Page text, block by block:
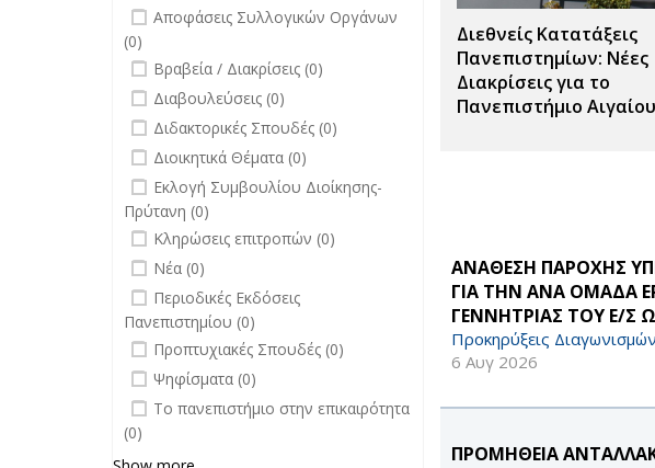
Διεθνείς Κατατάξεις
Πανεπιστημίων: Νέες
Διακρίσεις για το
Πανεπιστήμιο Αιγαίου
ΑΝΑΘΕΣΗ ΠΑΡΟΧΗΣ
ΓΙΑ ΤΗΝ ΑΝΑ ΟΜΑΔΑ
ΓΕΝΝΗΤΡΙΑΣ ΤΟΥ Ε/Σ
Προκηρύξεις Διαγωνισμών
6 Αυγ 2026
ΠΡΟΜΗΘΕΙΑ
undefined
Αποφάσεις Συλλογικών Οργάνων
(0)
undefined
Βραβεία / Διακρίσεις (0)
undefined
Διαβουλεύσεις (0)
undefined
Διδακτορικές Σπουδές (0)
undefined
Διοικητικά Θέματα (0)
undefined
Εκλογή Συμβουλίου Διοίκησης-
Πρύτανη (0)
undefined
Κληρώσεις επιτροπών (0)
undefined
Νέα (0)
undefined
Περιοδικές Εκδόσεις
Πανεπιστημίου (0)
undefined
Προπτυχιακές Σπουδές (0)
undefined
Ψηφίσματα (0)
undefined
Το πανεπιστήμιο στην επικαιρότητα
(0)